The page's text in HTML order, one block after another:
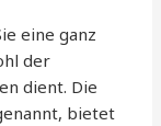
eine ganz
der
dient. Die
bietet